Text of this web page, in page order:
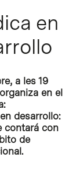
en
a les 19
en el
desarrollo:
contará con
de